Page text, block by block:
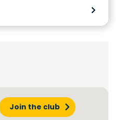
Meer projecten
Join the club